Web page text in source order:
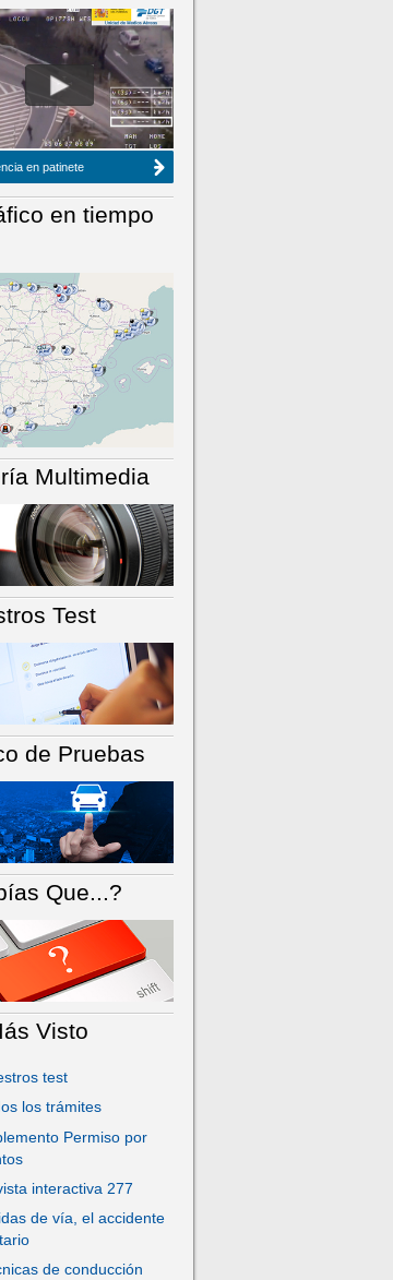
ACTUAL HEMEROTECA
en patinete
en tiempo
Multimedia
Test
de Pruebas
Que...?
Visto
test
los trámites
Permiso por
interactiva 277
de vía, el accidente
de conducción